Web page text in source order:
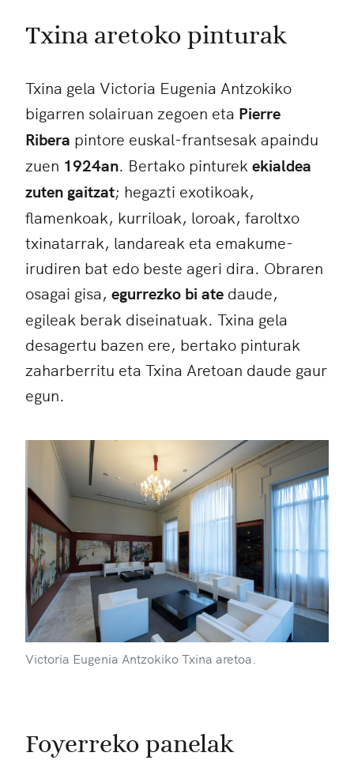
Txina aretoko pinturak
Txina gela Victoria Eugenia Antzokiko
bigarren solairuan zegoen eta Pierre
Ribera pintore euskal-frantsesak apaindu
zuen 1924an. Bertako pinturek ekialdea
zuten gaitzat; hegazti exotikoak,
flamenkoak, kurriloak, loroak, faroltxo
txinatarrak, landareak eta emakume-
irudiren bat edo beste ageri dira. Obraren
osagai gisa, egurrezko bi ate daude,
egileak berak diseinatuak. Txina gela
desagertu bazen ere, bertako pinturak
zaharberritu eta Txina Aretoan daude gaur
egun.
Victoria Eugenia Antzokiko Txina aretoa.
Foyerreko panelak